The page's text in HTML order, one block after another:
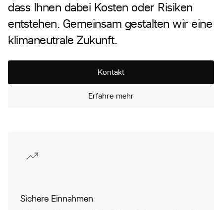
dass Ihnen dabei Kosten oder Risiken
entstehen. Gemeinsam gestalten wir eine
klimaneutrale Zukunft.
Erfahre mehr
Kontakt
Sichere Einnahmen